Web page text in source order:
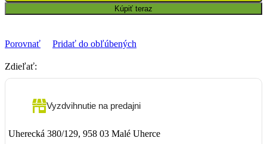
Kúpiť teraz
Porovnať Pridať do obľúbených
Zdieľať:
Vyzdvihnutie na predajni
Uherecká 380/129, 958 03 Malé Uherce